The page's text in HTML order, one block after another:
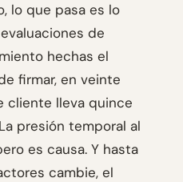
lo que pasa es lo
de
hechas el
firmar, en veinte
cliente lleva quince
presión temporal al
es causa. Y hasta
cambie, el